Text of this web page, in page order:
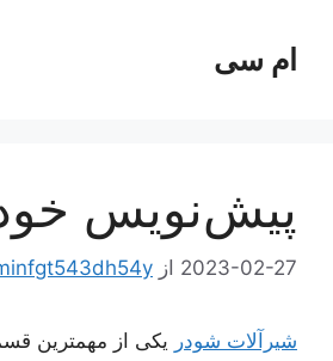
محتواام سی
پیش‌نویس
2023-02-27 از
شیرآلات شودر یکی از مهمترین